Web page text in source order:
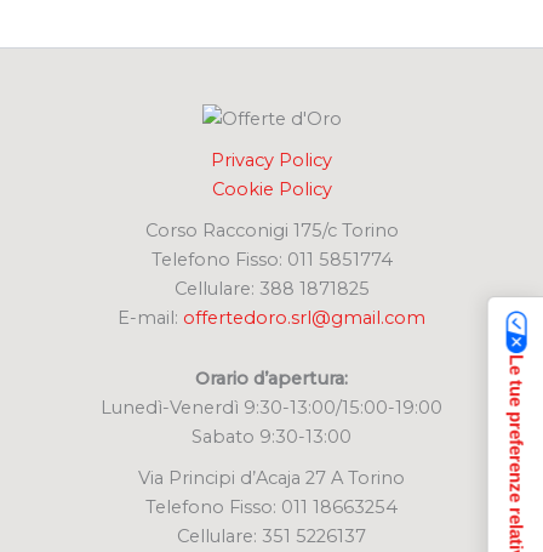
Privacy Policy
Cookie Policy
Corso Racconigi 175/c Torino
Telefono Fisso: 011 5851774
Cellulare: 388 1871825
E-mail: offertedoro.srl@gmail.com
Orario d’apertura:
Lunedì-Venerdì 9:30-13:00/15:00-19:00
Sabato 9:30-13:00
Via Principi d’Acaja 27 A Torino
Telefono Fisso: 011 18663254
Cellulare: 351 5226137